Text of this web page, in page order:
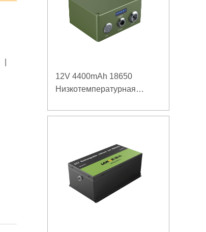
12V 4400mAh 18650
Низкотемпературная
усиленного источника